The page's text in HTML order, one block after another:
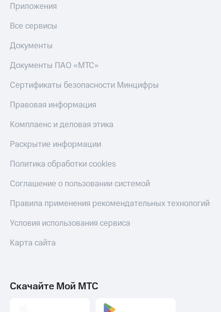
Приложения
Все сервисы
Документы
Документы ПАО «МТС»
Сертификаты безопасности Минцифры
Правовая информация
Комплаенс и деловая этика
Раскрытие информации
Политика обработки cookies
Соглашение о пользовании системой
Правила применения рекомендательных технологий
Условия использования сервиса
Карта сайта
Скачайте Мой МТС